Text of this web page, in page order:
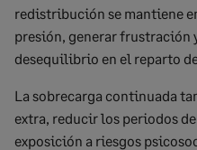
redistribución se mantiene
presión, generar frustración
desequilibrio en el reparto
La sobrecarga continuada
extra, reducir los periodos
exposición a riesgos